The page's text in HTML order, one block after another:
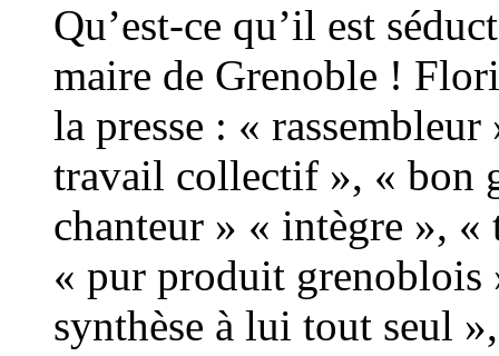
Qu’est-ce qu’il est
maire de Grenoble !
la presse : «
travail collectif », « bon
chanteur » « intègre »,
« pur produit grenoblois
synthèse à lui tout seul